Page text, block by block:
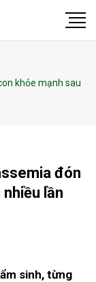
khỏe mạnh sau
đón
lần
sinh, từng